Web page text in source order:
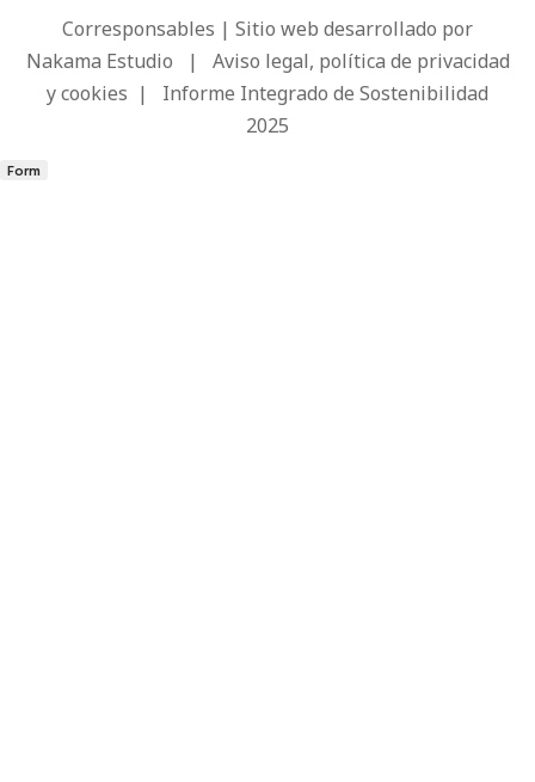
Corresponsables | Sitio web desarrollado por
Nakama Estudio | Aviso legal, política de privacidad
y cookies | Informe Integrado de Sostenibilidad
2025
Form